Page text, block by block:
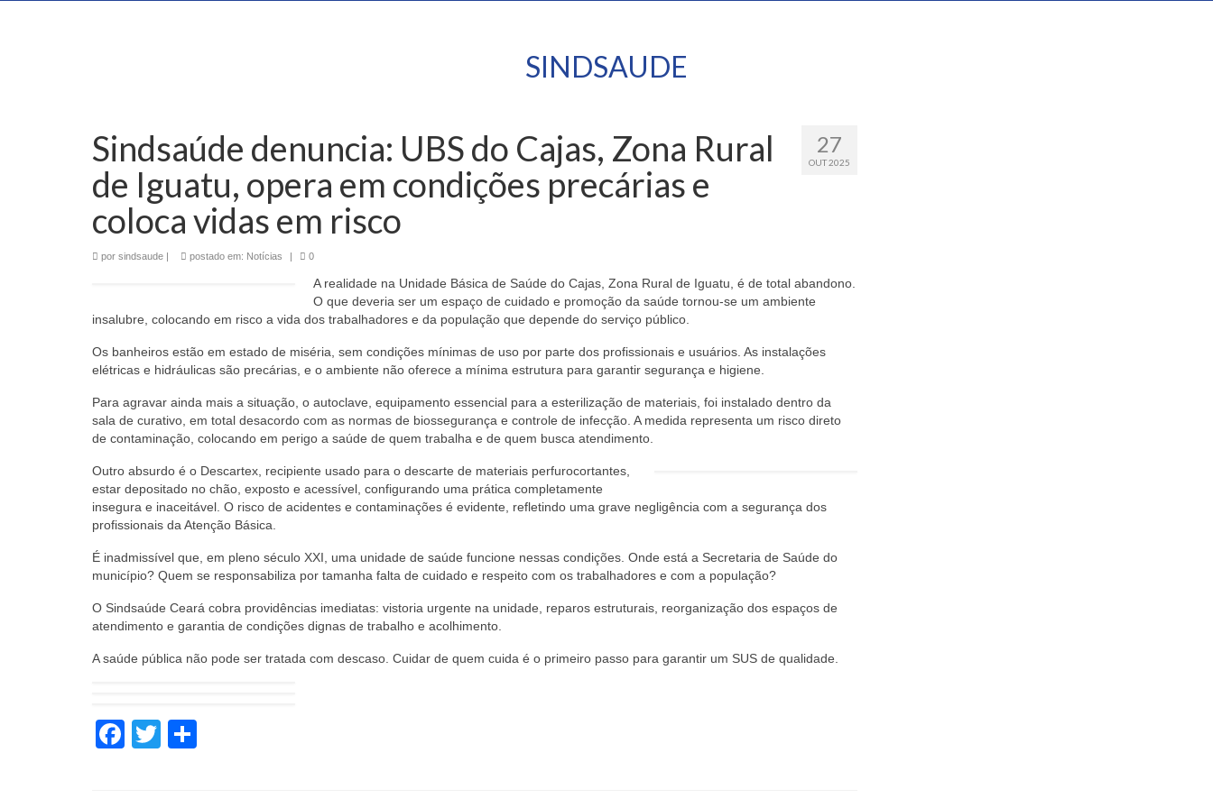
SINDSAUDE
27
OUT 2025
Sindsaúde denuncia: UBS do Cajas, Zona Rural
de Iguatu, opera em condições precárias e
coloca vidas em risco
por sindsaude | postado em: Notícias | 0
A realidade na Unidade Básica de Saúde do Cajas, Zona Rural de Iguatu, é de total abandono.
O que deveria ser um espaço de cuidado e promoção da saúde tornou-se um ambiente
insalubre, colocando em risco a vida dos trabalhadores e da população que depende do serviço público.
Os banheiros estão em estado de miséria, sem condições mínimas de uso por parte dos profissionais e usuários. As instalações
elétricas e hidráulicas são precárias, e o ambiente não oferece a mínima estrutura para garantir segurança e higiene.
Para agravar ainda mais a situação, o autoclave, equipamento essencial para a esterilização de materiais, foi instalado dentro da
sala de curativo, em total desacordo com as normas de biossegurança e controle de infecção. A medida representa um risco direto
de contaminação, colocando em perigo a saúde de quem trabalha e de quem busca atendimento.
Outro absurdo é o Descartex, recipiente usado para o descarte de materiais perfurocortantes,
estar depositado no chão, exposto e acessível, configurando uma prática completamente
insegura e inaceitável. O risco de acidentes e contaminações é evidente, refletindo uma grave negligência com a segurança dos
profissionais da Atenção Básica.
É inadmissível que, em pleno século XXI, uma unidade de saúde funcione nessas condições. Onde está a Secretaria de Saúde do
município? Quem se responsabiliza por tamanha falta de cuidado e respeito com os trabalhadores e com a população?
O Sindsaúde Ceará cobra providências imediatas: vistoria urgente na unidade, reparos estruturais, reorganização dos espaços de
atendimento e garantia de condições dignas de trabalho e acolhimento.
A saúde pública não pode ser tratada com descaso. Cuidar de quem cuida é o primeiro passo para garantir um SUS de qualidade.
Facebook
Twitter